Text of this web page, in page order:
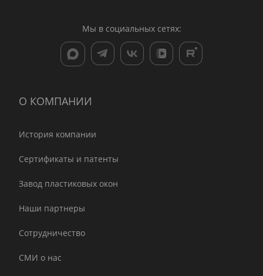
Мы в социальных сетях:
О КОМПАНИИ
История компании
Сертификаты и патенты
Завод пластиковых окон
Наши партнеры
Сотрудничество
СМИ о нас